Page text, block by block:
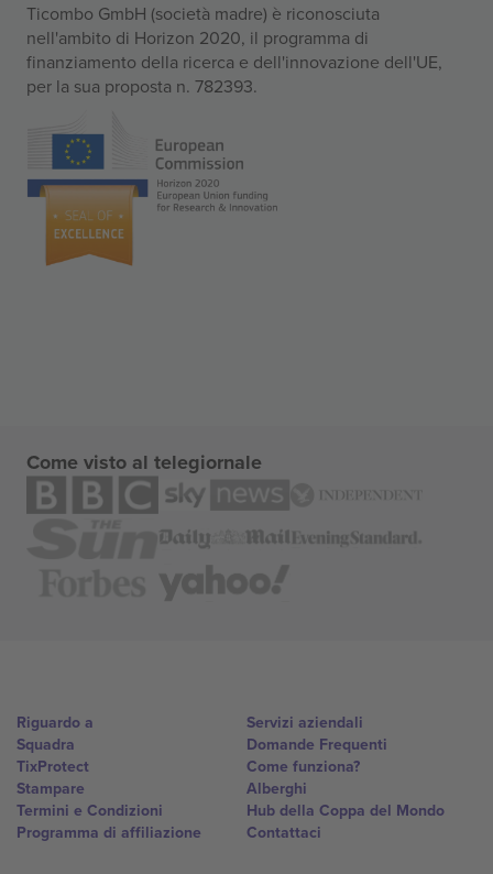
Ticombo GmbH (società madre) è riconosciuta
nell'ambito di Horizon 2020, il programma di
finanziamento della ricerca e dell'innovazione dell'UE,
per la sua proposta n. 782393.
Come visto al telegiornale
Riguardo a
Squadra
TixProtect
Stampare
Termini e Condizioni
Programma di affiliazione
Servizi aziendali
Domande Frequenti
Come funziona?
Alberghi
Hub della Coppa del Mondo
Contattaci